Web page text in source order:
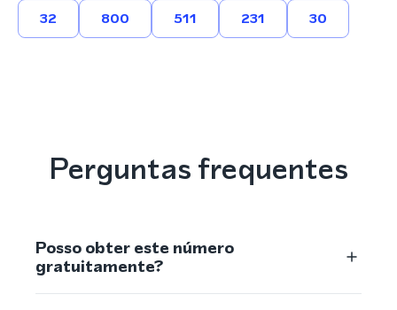
32 800 511 231 30
Perguntas frequentes
Posso obter este número
gratuitamente?